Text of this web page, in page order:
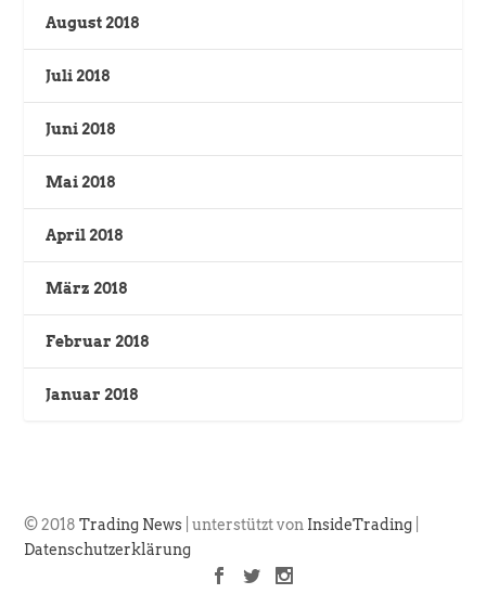
August 2018
Juli 2018
Juni 2018
Mai 2018
April 2018
März 2018
Februar 2018
Januar 2018
© 2018Trading News | unterstützt von InsideTrading
Datenschutzerklärung